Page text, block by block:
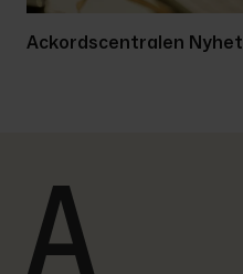
Ackordscentralen